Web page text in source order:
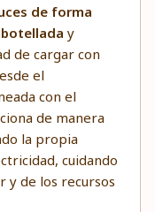
de forma
y
de cargar con
el
con el
de manera
la propia
cuidando
y de los recursos